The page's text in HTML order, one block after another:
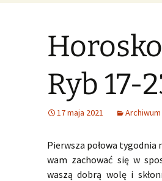
Ryb 17-
17 maja 2021 Archiwum
Pierwsza połowa tygodnia
wam zachować się w
waszą dobrą wolę i